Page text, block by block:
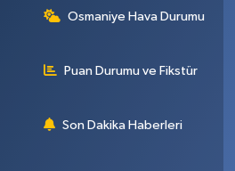
Osmaniye Hava Durumu
Puan Durumu ve Fikstür
Son Dakika Haberleri